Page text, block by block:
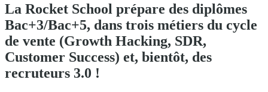
La Rocket School prépare des diplômes
Bac+3/Bac+5, dans trois métiers du cycle
de vente (Growth Hacking, SDR,
Customer Success) et, bientôt, des
recruteurs 3.0 !